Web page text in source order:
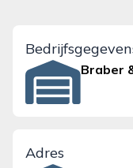
Braber
Adres